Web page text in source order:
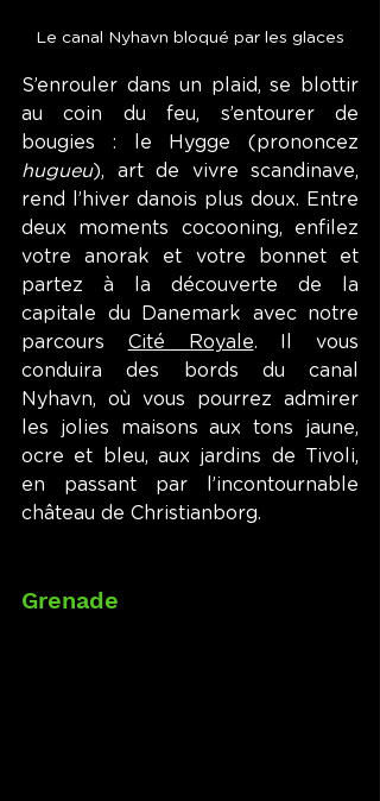
Le canal Nyhavn bloqué par les glaces
S’enrouler dans un plaid, se blottir
au coin du feu, s’entourer de
hugueu), art de vivre scandinave,
rend l’hiver danois plus doux. Entre
deux moments cocooning, enfilez
votre anorak et votre bonnet et
partez à la découverte de la
capitale du Danemark avec notre
parcours Cité Royale. Il vous
conduira des bords du canal
Nyhavn, où vous pourrez admirer
les jolies maisons aux tons jaune,
ocre et bleu, aux jardins de Tivoli,
en passant par l’incontournable
château de Christianborg.
Grenade